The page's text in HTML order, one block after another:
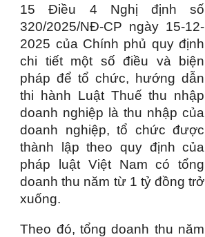
15 Điều 4 Nghị định số
320/2025/NĐ-CP ngày 15-12-
2025 của Chính phủ quy định
chi tiết một số điều và biện
pháp để tổ chức, hướng dẫn
thi hành Luật Thuế thu nhập
doanh nghiệp là thu nhập của
doanh nghiệp, tổ chức được
thành lập theo quy định của
pháp luật Việt Nam có tổng
doanh thu năm từ 1 tỷ đồng trở
xuống.
Theo đó, tổng doanh thu năm